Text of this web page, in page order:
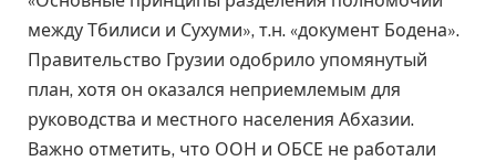
между Тбилиси и Сухуми», т.н. «документ Бодена».
Правительство Грузии одобрило упомянутый
план, хотя он оказался неприемлемым для
руководства и местного населения Абхазии.
Важно отметить, что ООН и ОБСЕ не работали